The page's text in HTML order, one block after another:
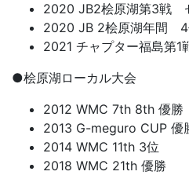
2020 JB2桧原湖第3戦
2020 JB 2桧原湖年間 4
2021 チャプター福島第
●桧原湖ローカル大会
2012 WMC 7th 8th 優勝
2013 G-meguro CUP 優
2014 WMC 11th 3位
2018 WMC 21th 優勝